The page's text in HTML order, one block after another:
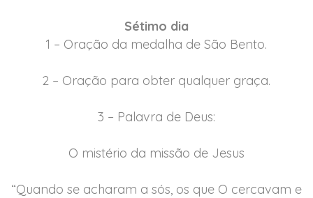
Sétimo dia
1 – Oração da medalha de São Bento.
2 – Oração para obter qualquer graça.
3 – Palavra de Deus:
O mistério da missão de Jesus
“Quando se acharam a sós, os que O cercavam e